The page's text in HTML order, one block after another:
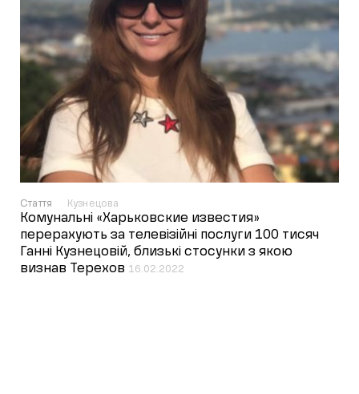
Стаття Кузнецова
Комунальні «Харьковские известия»
перерахують за телевізійні послуги 100 тисяч
Ганні Кузнецовій, близькі стосунки з якою
визнав Терехов 16.02.2022